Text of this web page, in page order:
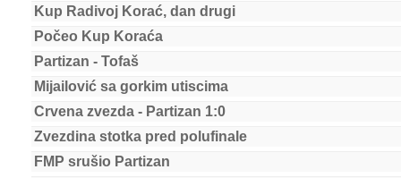
Kup Radivoj Korać, dan drugi
Počeo Kup Koraća
Partizan - Tofaš
Mijailović sa gorkim utiscima
Crvena zvezda - Partizan 1:0
Zvezdina stotka pred polufinale
FMP srušio Partizan